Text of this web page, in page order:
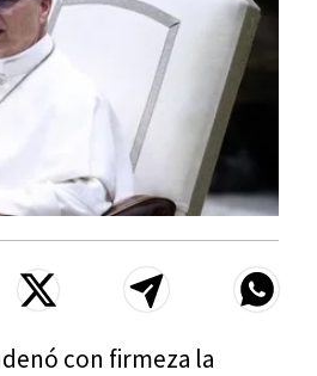
con firmeza la